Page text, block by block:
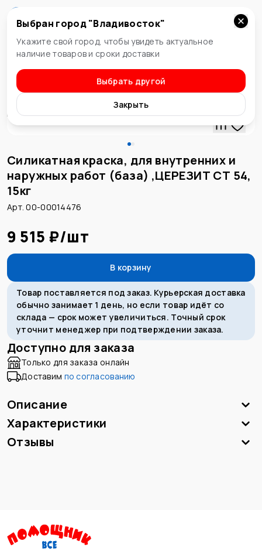
Владивосток
Выбран город "Владивосток"
Укажите свой город, чтобы увидеть актуальное
наличие товаров и сроки доставки
Выбрать другой
Закрыть
Краски
Силикатная краска, для внутренних и
наружных работ (база) ,ЦЕРЕЗИТ СТ 54,
15кг
Арт. 00-00014476
9 515 ₽/шт
В корзину
Товар поставляется под заказ. Курьерская доставка
обычно занимает 1 день, но если товар идёт со
склада — срок может увеличиться. Точный срок
уточнит менеджер при подтверждении заказа.
Доступно для заказа
Только для заказа онлайн
Доставим по согласованию
Описание
Характеристики
Отзывы